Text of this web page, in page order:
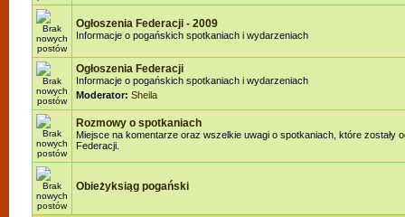
Ogłoszenia Federacji - 2009
Informacje o pogańskich spotkaniach i wydarzeniach
Ogłoszenia Federacji
Informacje o pogańskich spotkaniach i wydarzeniach
Moderator: Sheila
Rozmowy o spotkaniach
Miejsce na komentarze oraz wszelkie uwagi o spotkaniach, które zostały
Federacji.
Obieżyksiąg pogański